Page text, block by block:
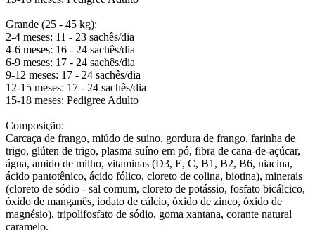
Grande (25 - 45 kg):
2-4 meses: 11 - 23 sachês/dia
4-6 meses: 16 - 24 sachês/dia
6-9 meses: 17 - 24 sachês/dia
9-12 meses: 17 - 24 sachês/dia
12-15 meses: 17 - 24 sachês/dia
15-18 meses: Pedigree Adulto
Composição:
Carcaça de frango, miúdo de suíno, gordura de frango, farinha de
trigo, glúten de trigo, plasma suíno em pó, fibra de cana-de-açúcar,
água, amido de milho, vitaminas (D3, E, C, B1, B2, B6, niacina,
ácido pantotênico, ácido fólico, cloreto de colina, biotina), minerais
(cloreto de sódio - sal comum, cloreto de potássio, fosfato bicálcico,
óxido de manganês, iodato de cálcio, óxido de zinco, óxido de
magnésio), tripolifosfato de sódio, goma xantana, corante natural
caramelo.